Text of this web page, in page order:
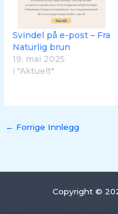
Svindel på e-post – Fra
Naturlig brun
19. mai 2025
i "Aktuelt"
← Forrige Innlegg
Copyright ©